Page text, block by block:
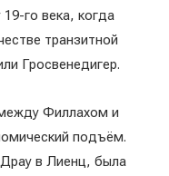
го века, когда
транзитной
Гросвенедигер.
Филлахом и
подъём.
в Лиенц, была